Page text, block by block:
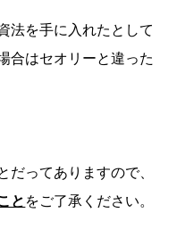
法を手に入れたとして
合はセオリーと違った
だってありますので、
と をご了承ください。